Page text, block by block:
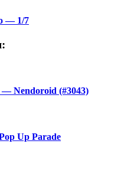
— 1/7
Nendoroid (#3043)
Up Parade